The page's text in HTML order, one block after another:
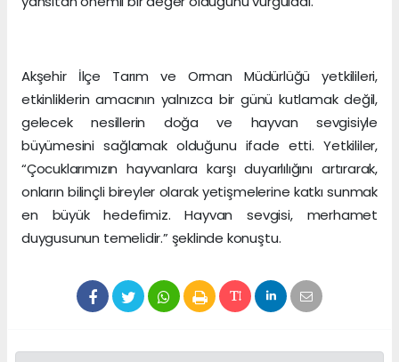
Akşehir İlçe Tarım ve Orman Müdürlüğü yetkilileri,
etkinliklerin amacının yalnızca bir günü kutlamak değil,
gelecek nesillerin doğa ve hayvan sevgisiyle
büyümesini sağlamak olduğunu ifade etti. Yetkililer,
“Çocuklarımızın hayvanlara karşı duyarlılığını artırarak,
onların bilinçli bireyler olarak yetişmelerine katkı sunmak
en büyük hedefimiz. Hayvan sevgisi, merhamet
duygusunun temelidir.” şeklinde konuştu.